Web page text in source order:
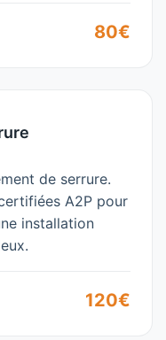
80€
de serrure.
A2P pour
installation
.
120€